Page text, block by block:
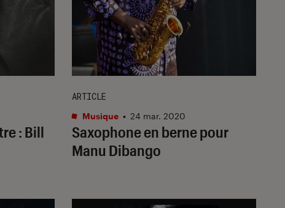
: Bill
Saxophone en berne pour
Manu Dibango
ARTICLE
Musique • 24 mar. 2020